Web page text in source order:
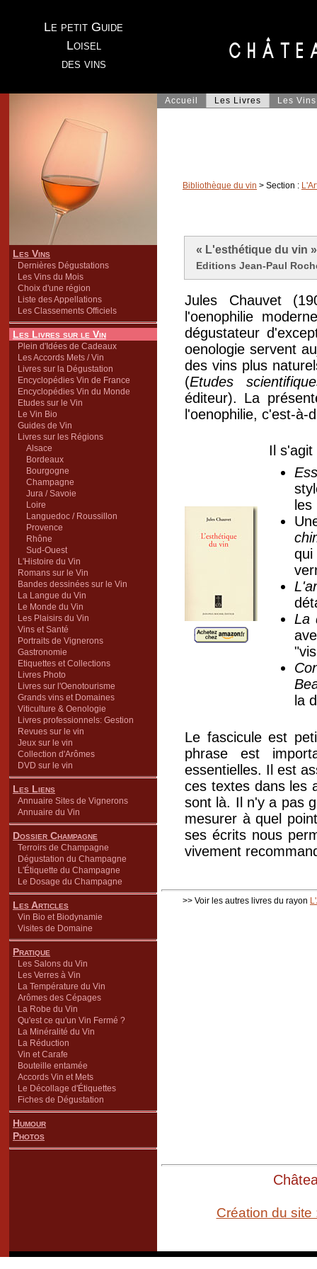
Le petit Guide
Loisel
des vins
Les Vins
Dernières Dégustations
Les Vins du Mois
Choix d'une région
Liste des Appellations
Les Classements Officiels
Les Livres sur le Vin
Plein d'Idées de Cadeaux
Les Accords Mets / Vin
Livres sur la Dégustation
Encyclopédies Vin de France
Encyclopédies Vin du Monde
Etudes sur le Vin
Le Vin Bio
Guides de Vin
Livres sur les Régions
Alsace
Bordeaux
Bourgogne
Champagne
Jura / Savoie
Loire
Languedoc / Roussillon
Provence
Rhône
Sud-Ouest
L'Histoire du Vin
Romans sur le Vin
Bandes dessinées sur le Vin
La Langue du Vin
Le Monde du Vin
Les Plaisirs du Vin
Vins et Santé
Portraits de Vignerons
Gastronomie
Etiquettes et Collections
Livres Photo
Livres sur l'Oenotourisme
Grands vins et Domaines
Viticulture & Oenologie
Livres professionnels: Gestion
Revues sur le vin
Jeux sur le vin
Collection d'Arômes
DVD sur le vin
Les Liens
Annuaire Sites de Vignerons
Annuaire du Vin
Dossier Champagne
Terroirs de Champagne
Dégustation du Champagne
L'Étiquette du Champagne
Le Dosage du Champagne
Les Articles
Vin Bio et Biodynamie
Visites de Domaine
Pratique
Les Salons du Vin
Les Verres à Vin
La Température du Vin
Arômes des Cépages
La Robe du Vin
Qu'est ce qu'un Vin Fermé ?
La Minéralité du Vin
La Réduction
Vin et Carafe
Bouteille entamée
Accords Vin et Mets
Le Décollage d'Étiquettes
Fiches de Dégustation
Humour
Photos
Accueil Les Livres Les Vins
Bibliothèque du vin > Section :
« L'esthétique du vin
Editions Jean-Paul
Jules Chauvet
l'oenophilie
dégustateur
oenologie servent
des vins plus
(Etudes
éditeur). La
l'oenophilie, c'est-à-
Il
qui
La
la
Le fascicule est
phrase est
essentielles. Il est
ces textes dans les
sont là. Il n'y a pas
mesurer à quel
ses écrits nous
vivement
>> Voir les autres livres du rayon
Création du site